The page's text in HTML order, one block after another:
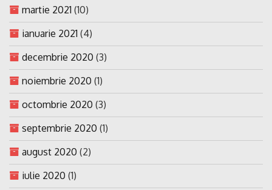
martie 2021 (10)
ianuarie 2021 (4)
decembrie 2020 (3)
noiembrie 2020 (1)
octombrie 2020 (3)
septembrie 2020 (1)
august 2020 (2)
iulie 2020 (1)